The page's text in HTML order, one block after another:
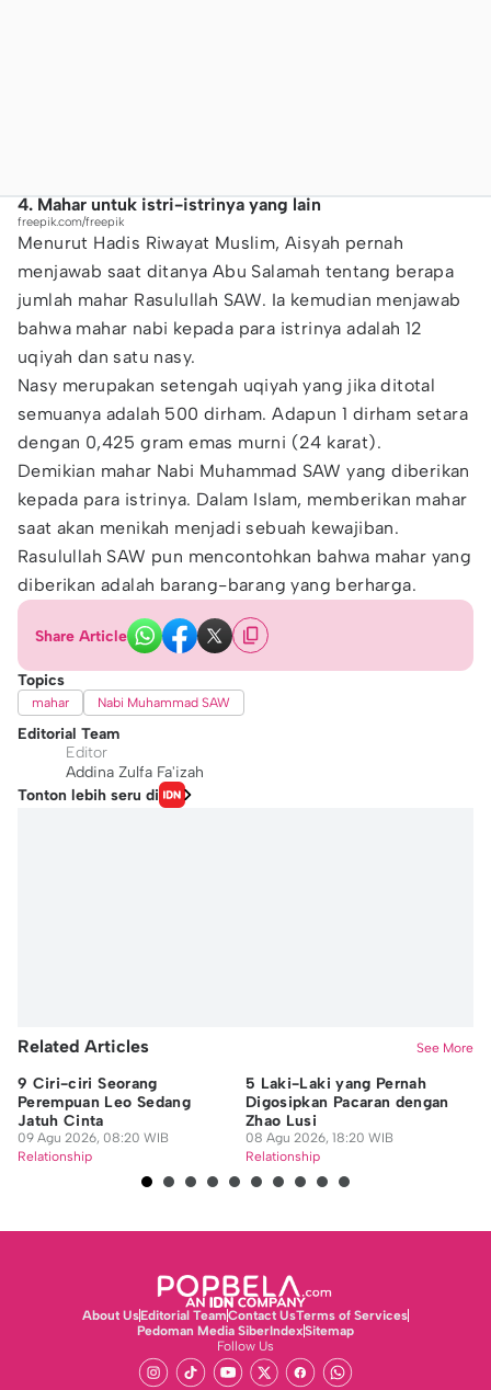
4. Mahar untuk istri-istrinya yang lain
freepik.com/freepik
Menurut Hadis Riwayat Muslim, Aisyah pernah
menjawab saat ditanya Abu Salamah tentang berapa
jumlah mahar Rasulullah SAW. Ia kemudian menjawab
bahwa mahar nabi kepada para istrinya adalah 12
uqiyah dan satu nasy.
Nasy merupakan setengah uqiyah yang jika ditotal
semuanya adalah 500 dirham. Adapun 1 dirham setara
dengan 0,425 gram emas murni (24 karat).
Demikian mahar Nabi Muhammad SAW yang diberikan
kepada para istrinya. Dalam Islam, memberikan mahar
saat akan menikah menjadi sebuah kewajiban.
Rasulullah SAW pun mencontohkan bahwa mahar yang
diberikan adalah barang-barang yang berharga.
Share Article
Topics
mahar Nabi Muhammad SAW
Editorial Team
Editor
Addina Zulfa Fa'izah
Tonton lebih seru di
Related Articles See More
9 Ciri-ciri Seorang
Perempuan Leo Sedang
Jatuh Cinta
09 Agu 2026, 08:20 WIB
Relationship
5 Laki-Laki yang Pernah
Digosipkan Pacaran dengan
Zhao Lusi
08 Agu 2026, 18:20 WIB
Relationship
About UsEditorial TeamContact UsTerms of Services
Pedoman Media SiberIndexSitemap
Follow Us